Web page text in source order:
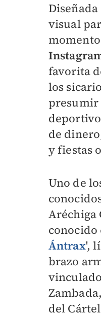
visual
favorita
los
presumir
de
y fiestas
Uno de
Aréchiga
Ántrax',
brazo
del